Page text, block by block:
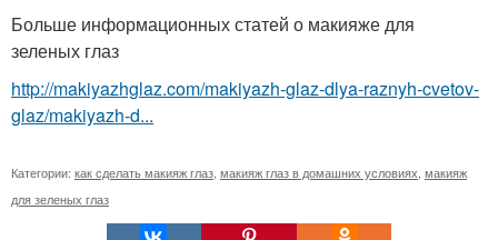
Больше информационных статей о макияже для
зеленых глаз
http://makiyazhglaz.com/makiyazh-glaz-dlya-raznyh-cvetov-
glaz/makiyazh-d...
Категории: как сделать макияж глаз макияж глаз в домашних условиях макияж
для зеленых глаз